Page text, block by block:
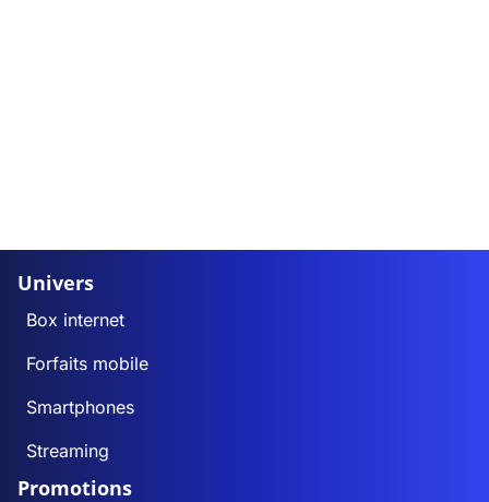
Univers
Box internet
Forfaits mobile
Smartphones
Streaming
Promotions